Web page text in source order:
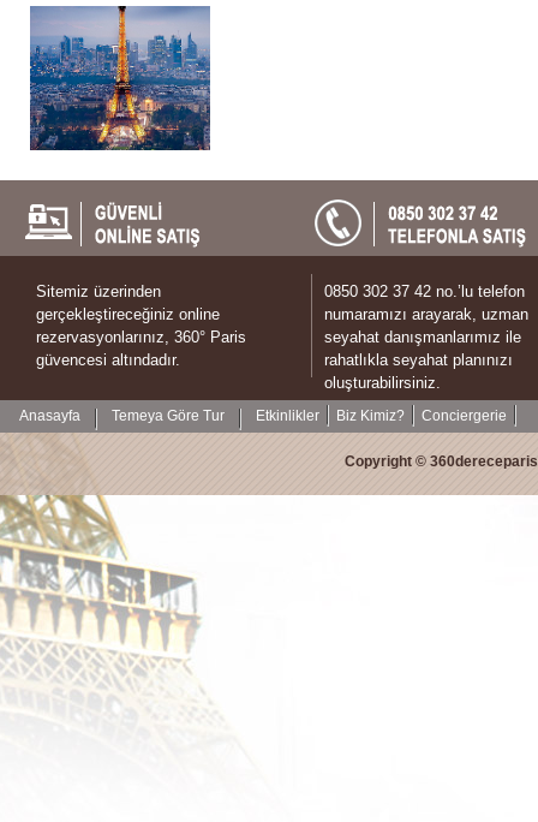
Sitemiz üzerinden
gerçekleştireceğiniz online
rezervasyonlarınız, 360° Paris
güvencesi altındadır.
0850 302 37 42 no.’lu telefon
numaramızı arayarak, uzman
seyahat danışmanlarımız ile
rahatlıkla seyahat planınızı
oluşturabilirsiniz.
Anasayfa Temeya Göre Tur Etkinlikler Biz Kimiz? Conciergerie
Copyright ©